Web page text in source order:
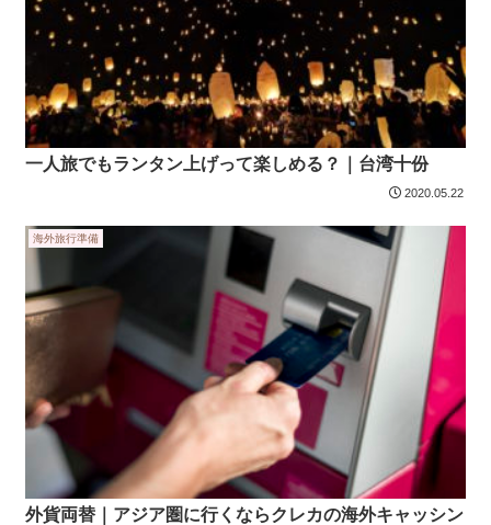
一人旅でもランタン上げって楽しめる？｜台湾十份
2020.05.22
海外旅行準備
外貨両替｜アジア圏に行くならクレカの海外キャッシン